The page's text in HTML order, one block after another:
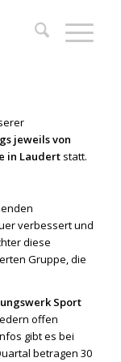
jeweils von
in Laudertstatt.
verbessert und
diese
Gruppe, die
Sport
offen
gibt es bei
betragen 30